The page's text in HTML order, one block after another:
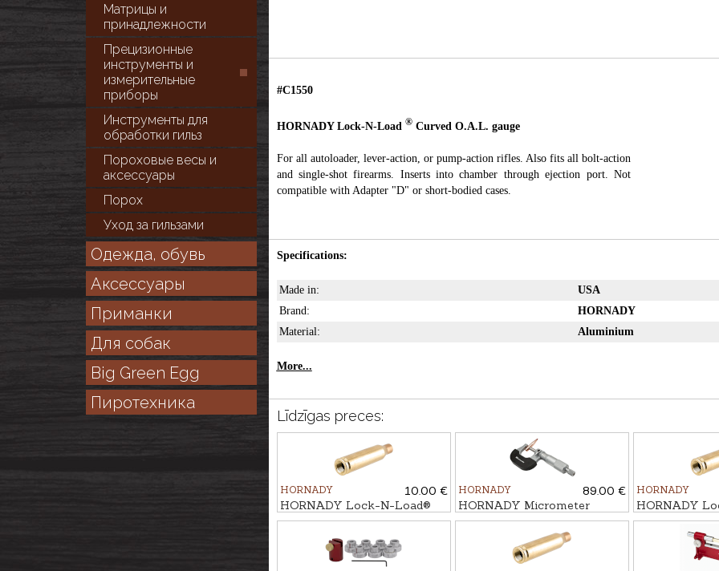
Матрицы и
принадлежности
Прецизионные
инструменты и
измерительные
приборы
Инструменты для
обработки гильз
Пороховые весы и
аксессуары
Порох
Уход за гильзами
Одежда, обувь
Аксессуары
Приманки
Для собак
Big Green Egg
Пиротехника
#C1550
HORNADY Lock-N-Load ®Curved O.A.L. gauge
For all autoloader, lever-action, or pump-action rifles. Also fits all bolt-action
and single-shot firearms. Inserts into chamber through ejection port. Not
compatible with Adapter "D" or short-bodied cases.
Specifications:
Made in:
USA
Brand:
HORNADY
Material:
Aluminium
More...
Līdzīgas preces:
HORNADY
10.00 €
HORNADY Lock-N-Load®
Modified case cal. .243Win.
HORNADY
89.00 €
HORNADY Micrometer
HORNADY
HORNADY
Modified case